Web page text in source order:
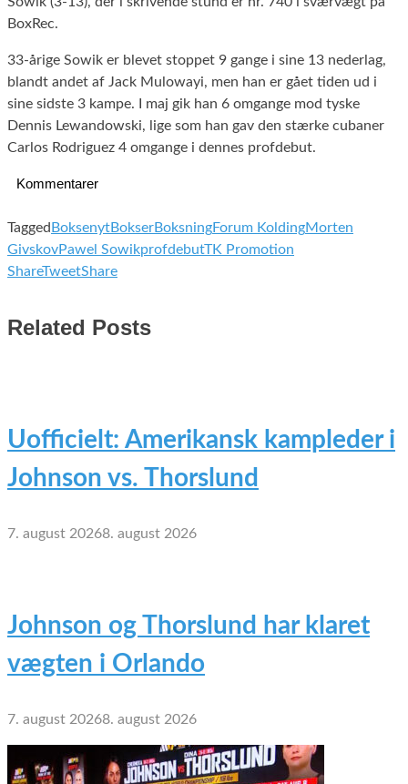
BoxRec.
33-årige Sowik er blevet stoppet 9 gange i sine 13 nederlag,
blandt andet af Jack Mulowayi, men han er gået tiden ud i
sine sidste 3 kampe. I maj gik han 6 omgange mod tyske
Dennis Lewandowski, lige som han gav den stærke cubaner
Carlos Rodriguez 4 omgange i dennes profdebut.
Kommentarer
Tagged BoksenytBokserBoksningForum KoldingMorten
GivskovPawel SowikprofdebutTK Promotion
ShareTweetShare
Related Posts
Uofficielt: Amerikansk kampleder i
Johnson vs. Thorslund
7. august 20268. august 2026
Johnson og Thorslund har klaret
vægten i Orlando
7. august 20268. august 2026